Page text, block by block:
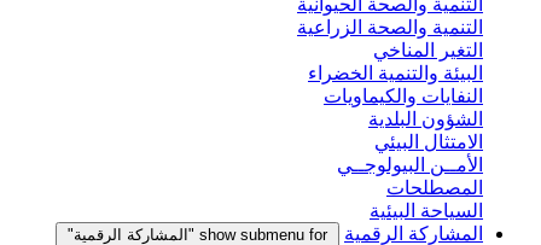
التنمية والصحة الزراعية
التغير المناخي
البيئة والتنمية الخضراء
النفايات والكيماويات
الشؤون البلدية
الامتثال البيئي
الأمــن البيولوجــي
المصطلحات
السياحة البيئية
المشاركة الرقمية
show submenu for "المشاركة الرقمية"